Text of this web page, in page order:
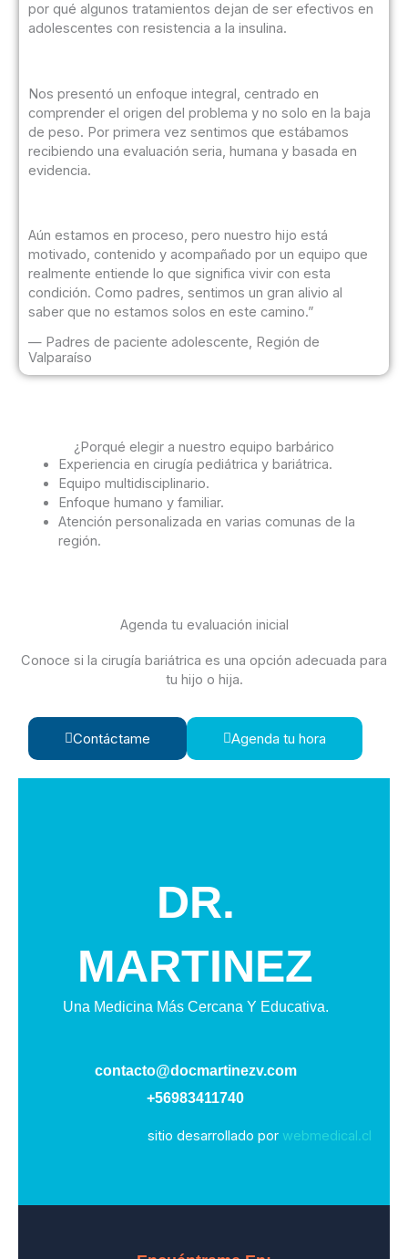
por qué algunos tratamientos dejan de ser efectivos en
adolescentes con resistencia a la insulina.
Nos presentó un enfoque integral, centrado en
comprender el origen del problema y no solo en la baja
de peso. Por primera vez sentimos que estábamos
recibiendo una evaluación seria, humana y basada en
evidencia.
Aún estamos en proceso, pero nuestro hijo está
motivado, contenido y acompañado por un equipo que
realmente entiende lo que significa vivir con esta
condición. Como padres, sentimos un gran alivio al
saber que no estamos solos en este camino.”
— Padres de paciente adolescente, Región de
Valparaíso
¿Porqué elegir a nuestro equipo barbárico
Experiencia en cirugía pediátrica y bariátrica.
Equipo multidisciplinario.
Enfoque humano y familiar.
Atención personalizada en varias comunas de la
región.
Agenda tu evaluación inicial
Conoce si la cirugía bariátrica es una opción adecuada para
tu hijo o hija.
Contáctame Agenda tu hora
DR.
MARTINEZ
Una Medicina Más Cercana Y Educativa.
contacto@docmartinezv.com
+56983411740
sitio desarrollado por webmedical.cl